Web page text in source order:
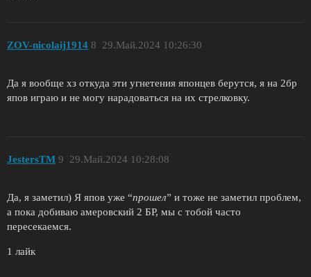
ZОV-nicolaij1914 29.Май.2024 10:26:30
8
Да я вообще хз откуда эти угнетения японцев берутся, я на 2бр
япов играю и не могу нарадоваться на их стрелковку.
JestersTM 29.Май.2024 10:28:08
9
Да, я заметил) Я япов уже “прошел” и тоже не заметил проблем,
а пока добиваю амеровский 2 БР, мы с тобой часто
пересекаемся.
1 лайк